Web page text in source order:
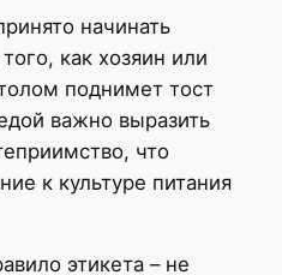
начинать
как хозяин или
поднимет тост
важно выразить
что
к культуре питания
этикета – не